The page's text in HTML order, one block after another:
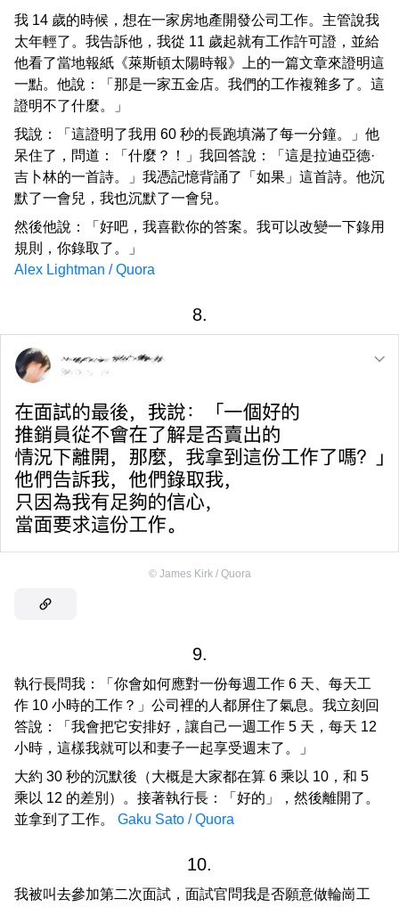
我 14 歲的時候，想在一家房地產開發公司工作。主管說我
太年輕了。我告訴他，我從 11 歲起就有工作許可證，並給
他看了當地報紙《萊斯頓太陽時報》上的一篇文章來證明這
一點。他說：「那是一家五金店。我們的工作複雜多了。這
證明不了什麼。」
我說：「這證明了我用 60 秒的長跑填滿了每一分鐘。」他
呆住了，問道：「什麼？！」我回答說：「這是拉迪亞德·
吉卜林的一首詩。」我憑記憶背誦了「如果」這首詩。他沉
默了一會兒，我也沉默了一會兒。
然後他說：「好吧，我喜歡你的答案。我可以改變一下錄用
規則，你錄取了。」
Alex Lightman / Quora
8.
© James Kirk / Quora
9.
執行長問我：「你會如何應對一份每週工作 6 天、每天工
作 10 小時的工作？」公司裡的人都屏住了氣息。我立刻回
答說：「我會把它安排好，讓自己一週工作 5 天，每天 12
小時，這樣我就可以和妻子一起享受週末了。」
大約 30 秒的沉默後（大概是大家都在算 6 乘以 10，和 5
乘以 12 的差別）。接著執行長：「好的」，然後離開了。
並拿到了工作。 Gaku Sato / Quora
10.
我被叫去參加第二次面試，面試官問我是否願意做輪崗工